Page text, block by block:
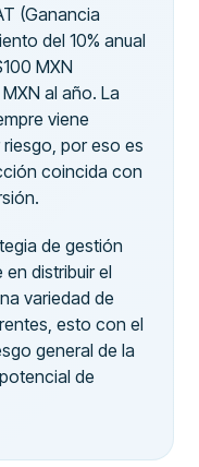
(Ganancia
del 10% anual
MXN
al año. La
viene
por eso es
coincida con
de gestión
distribuir el
variedad de
esto con el
general de la
de